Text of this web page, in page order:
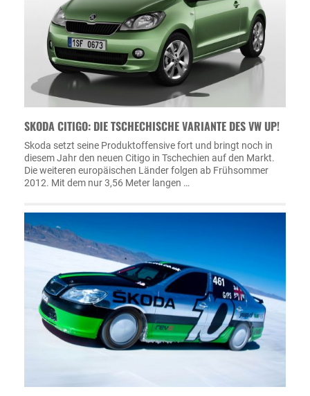
SKODA CITIGO: DIE TSCHECHISCHE VARIANTE DES VW UP!
Skoda setzt seine Produktoffensive fort und bringt noch in
diesem Jahr den neuen Citigo in Tschechien auf den Markt.
Die weiteren europäischen Länder folgen ab Frühsommer
2012. Mit dem nur 3,56 Meter langen …